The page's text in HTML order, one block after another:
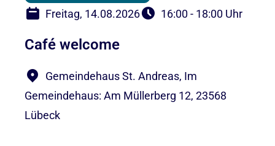
Freitag, 14.08.2026
16:00 - 18:00 Uhr
Café welcome
Gemeindehaus St. Andreas, Im
Gemeindehaus: Am Müllerberg 12, 23568
Lübeck